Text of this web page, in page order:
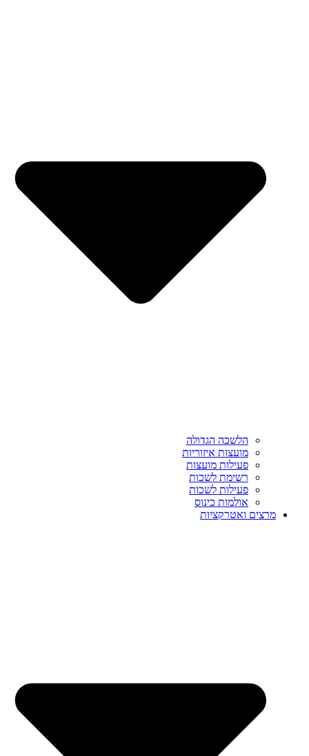
הלשכה הגדולה
מועצות איזוריות
פעילות מועצות
רשימת לשכות
פעילות לשכות
אולמות כינוס
מרצים ואטרקציות